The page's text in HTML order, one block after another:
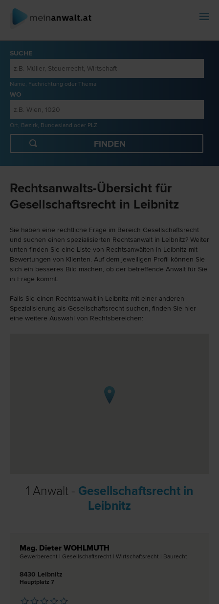
SUCHE
Name, Fachrichtung oder Thema
WO
Ort, Bezirk, Bundesland oder PLZ
Rechtsanwalts-Übersicht für
Gesellschaftsrecht in Leibnitz
Sie haben eine rechtliche Frage im Bereich Gesellschaftsrecht
und suchen einen spezialisierten Rechtsanwalt in Leibnitz? Weiter
unten finden Sie eine Liste von Rechtsanwälten in Leibnitz mit
Bewertungen von Klienten. Auf dem jeweiligen Profil können Sie
sich ein besseres Bild machen, ob der betreffende Anwalt für Sie
in Frage kommt.
Falls Sie einen Rechtsanwalt in Leibnitz mit einer anderen
Spezialisierung als Gesellschaftsrecht suchen, finden Sie hier
eine weitere Auswahl von Rechtsbereichen:
1 Anwalt - Gesellschaftsrecht in
Leibnitz
Mag. Dieter WOHLMUTH
Gewerbe­recht | Gesellschafts­recht | Wirtschafts­recht | Bau­recht
8430 Leibnitz
Hauptplatz 7